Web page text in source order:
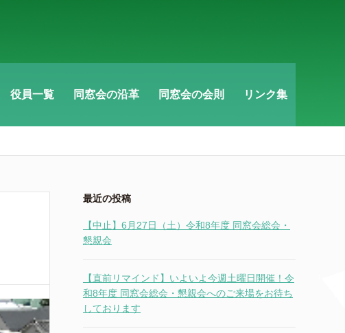
役員一覧 同窓会の沿革 同窓会の会則 リンク集
最近の投稿
【中止】6月27日（土）令和8年度 同窓会総会・
懇親会
【直前リマインド】いよいよ今週土曜日開催！令
和8年度 同窓会総会・懇親会へのご来場をお待ち
しております